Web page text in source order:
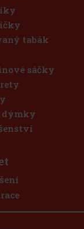
75 Kč
tabák
sáčky
dýmky